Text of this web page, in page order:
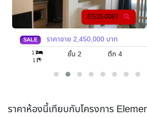
ES25-0030
SALE ราคาขาย2,500,000 บาท
1
1
ชั้น 6 ตึก 2
ราคาห้องนี้เทียบกับโครงการ